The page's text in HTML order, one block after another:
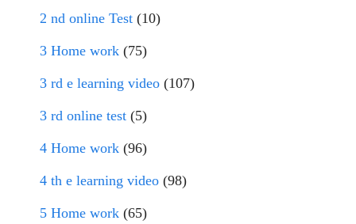
2 nd online Test (10)
3 Home work (75)
3 rd e learning video (107)
3 rd online test (5)
4 Home work (96)
4 th e learning video (98)
5 Home work (65)